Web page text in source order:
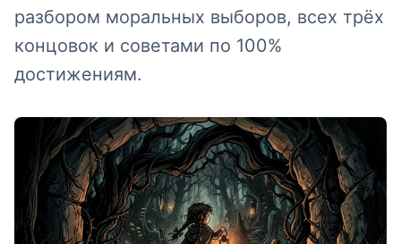
разбором моральных выборов, всех трёх
концовок и советами по 100%
достижениям.